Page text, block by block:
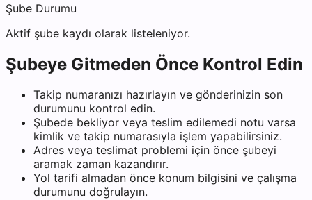
Şube Durumu
Aktif şube kaydı olarak listeleniyor.
Şubeye Gitmeden Önce Kontrol Edin
Takip numaranızı hazırlayın ve gönderinizin son
durumunu kontrol edin.
Şubede bekliyor veya teslim edilemedi notu varsa
kimlik ve takip numarasıyla işlem yapabilirsiniz.
Adres veya teslimat problemi için önce şubeyi
aramak zaman kazandırır.
Yol tarifi almadan önce konum bilgisini ve çalışma
durumunu doğrulayın.